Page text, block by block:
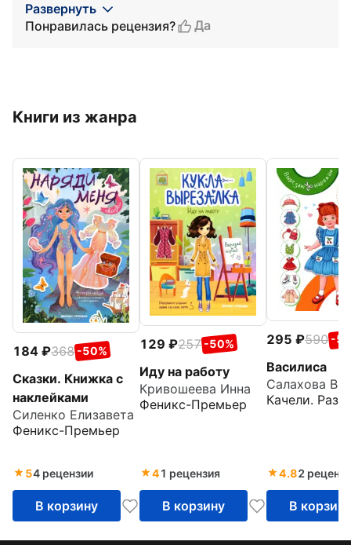
Развернуть
Понравилась рецензия?
Да
Книги из жанра
184 368 -50%
Сказки. Книжка с
наклейками
Силенко Елизавета
Феникс-Премьер
54 рецензии
В корзину
129 257 -50%
Иду на работу
Кривошеева Инна
Феникс-Премьер
41 рецензия
В корзину
295 590 -
Василиса
Салахова
Качели.
4.82
В корзину